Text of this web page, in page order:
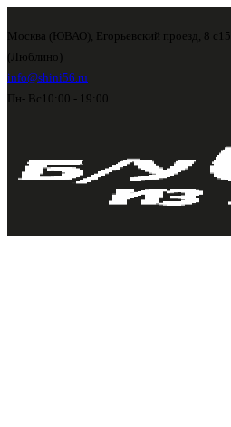
Москва (ЮВАО), Егорьевский проезд, 8 с15
(Люблино)
info@shini56.ru
Пн- Вс 10:00 - 19:00